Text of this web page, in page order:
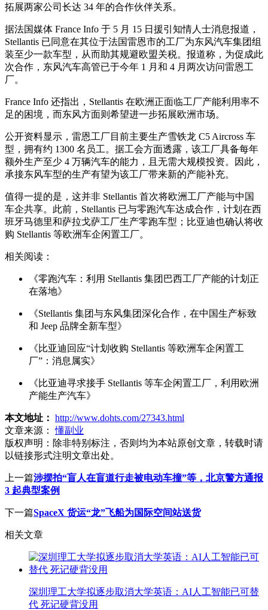
拓展两家公司长达 34 年的合作伙伴关系。
据法国媒体 France Info 于 5 月 15 日援引知情人士消息报道，
Stellantis 已同意在其位于法国雷恩市的工厂为东风汽车集团组
装至少一款车型，从而助其规避欧盟关税。报道称，为促成此
次合作，东风汽车高管已于今年 1 月和 4 月两次访问雷恩工
厂。
France Info 还指出，Stellantis 在欧洲正面临工厂产能利用率不
足的困境，而东风方面则希望进一步拓展欧洲市场。
公开资料显示，雷恩工厂目前主要生产雪铁龙 C5 Aircross 车
型，拥有约 1300 名员工。据工会方面透露，该工厂具备每年
额外生产至少 4 万辆汽车的能力，且无需大规模投资。因此，
承接东风车型的生产有望为该工厂带来新的产能补充。
值得一提的是，这并非 Stellantis 首次将欧洲工厂产能与中国
车企共享。此前，Stellantis 已与零跑汽车达成合作，计划在西
班牙马德里和萨拉戈萨工厂生产零跑车型；比亚迪也确认将收
购 Stellantis 等欧洲车企闲置工厂。
相关阅读：
《零跑汽车：利用 Stellantis 集团巴西工厂产能的计划正
在落地》
《Stellantis 集团与东风集团深化合作，在中国生产标致
和 Jeep 品牌全新车型》
《比亚迪回应“计划收购 Stellantis 等欧洲车企闲置工
厂”：消息属实》
《比亚迪寻求接手 Stellantis 等车企闲置工厂，利用欧洲
产能生产汽车》
本文地址： http://www.dohts.com/27343.html
文章来源：
懂副业
版权声明： 除非特别标注，否则均为本站原创文章，转载时请
以链接形式注明文章出处。
上一篇涉摆拍“盲人在盲道行走被电动车撞”等，北京警方通报
3 起典型案例
下一篇SpaceX 货运“龙”飞船为国际空间站送货
相关文章
深圳理工大学拟逐步取消大学英语：AI人工智能已可替
代 死记硬背没用